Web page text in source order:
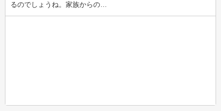
るのでしょうね。家族からの…